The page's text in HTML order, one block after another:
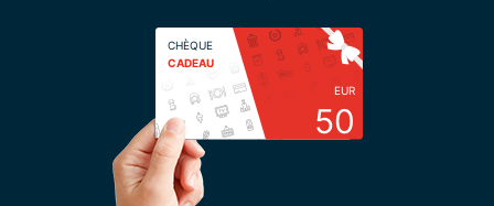
CHÈQUE
CADEAU
EUR
50